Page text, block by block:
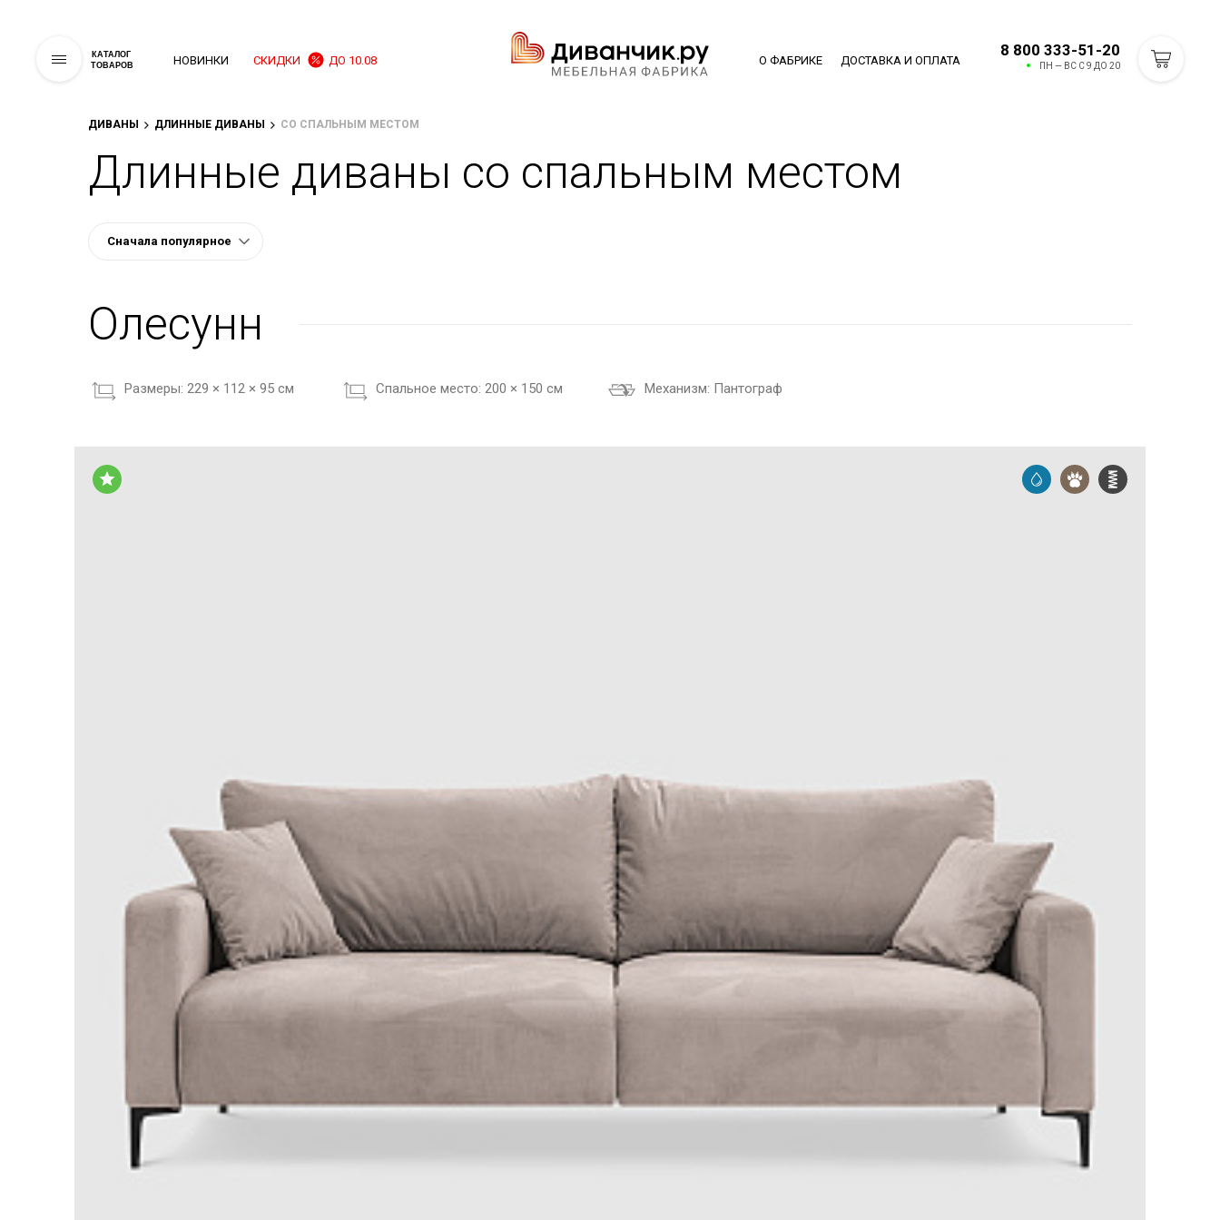
КАТАЛОГ
ТОВАРОВ
НОВИНКИ СКИДКИ ДО 10.08 О ФАБРИКЕ ДОСТАВКА И ОПЛАТА
8 800 333-51-20
ПН — ВС С 9 ДО 20
ДИВАНЫ ДЛИННЫЕ ДИВАНЫ СО СПАЛЬНЫМ МЕСТОМ
Длинные диваны со спальным местом
Олесунн
Размеры: 229 × 112 × 95 см Cпальное место: 200 × 150 см Механизм: Пантограф